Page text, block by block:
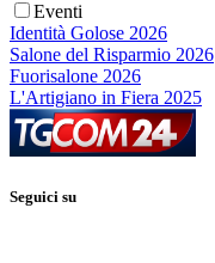
Eventi
Identità Golose 2026
Salone del Risparmio 2026
Fuorisalone 2026
L'Artigiano in Fiera 2025
Seguici su